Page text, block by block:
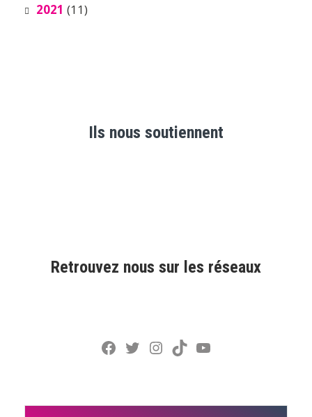
2021 (11)
Ils nous soutiennent
Retrouvez nous sur les réseaux
Facebook
Twitter
Instagram
TikTokYouTube